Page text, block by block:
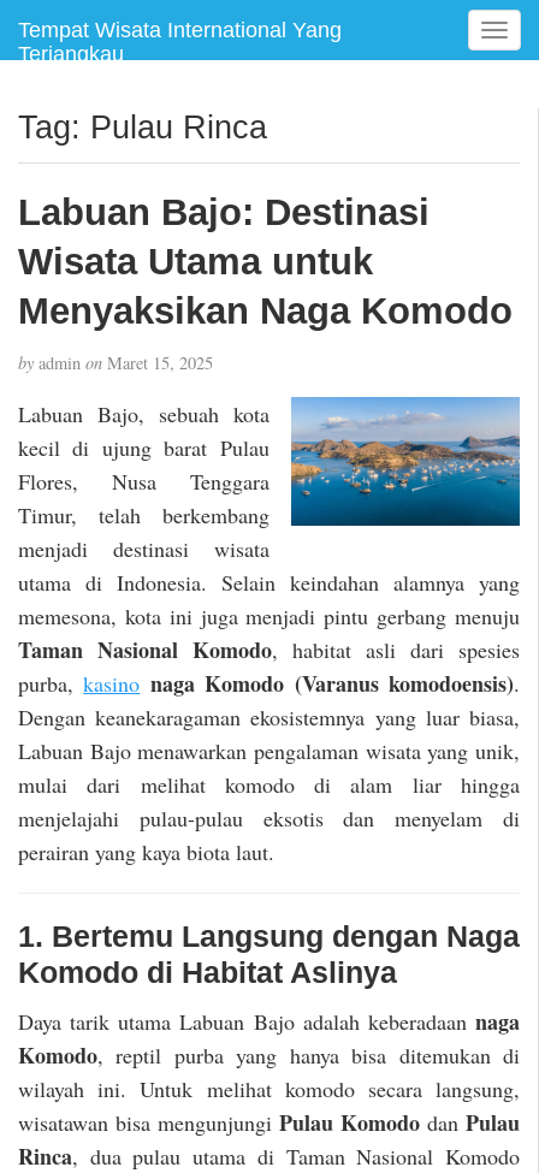
Tempat Wisata International Yang
Terjangkau
T
o
e
a
o
Tag: Pulau Rinca
Labuan Bajo: Destinasi
Wisata Utama untuk
Menyaksikan Naga Komodo
by admin on Maret 15, 2025
Labuan Bajo, sebuah kota
kecil di ujung barat Pulau
Flores, Nusa Tenggara
Timur, telah berkembang
menjadi destinasi wisata
utama di Indonesia. Selain keindahan alamnya yang
memesona, kota ini juga menjadi pintu gerbang menuju
Taman Nasional Komodo, habitat asli dari spesies
purba,kasino naga Komodo (Varanus komodoensis).
Dengan keanekaragaman ekosistemnya yang luar biasa,
Labuan Bajo menawarkan pengalaman wisata yang unik,
mulai dari melihat komodo di alam liar hingga
menjelajahi pulau-pulau eksotis dan menyelam di
perairan yang kaya biota laut.
1. Bertemu Langsung dengan Naga
Komodo di Habitat Aslinya
Daya tarik utama Labuan Bajo adalah keberadaan naga
Komodo, reptil purba yang hanya bisa ditemukan di
wilayah ini. Untuk melihat komodo secara langsung,
wisatawan bisa mengunjungi Pulau Komodo dan Pulau
Rinca, dua pulau utama di Taman Nasional Komodo